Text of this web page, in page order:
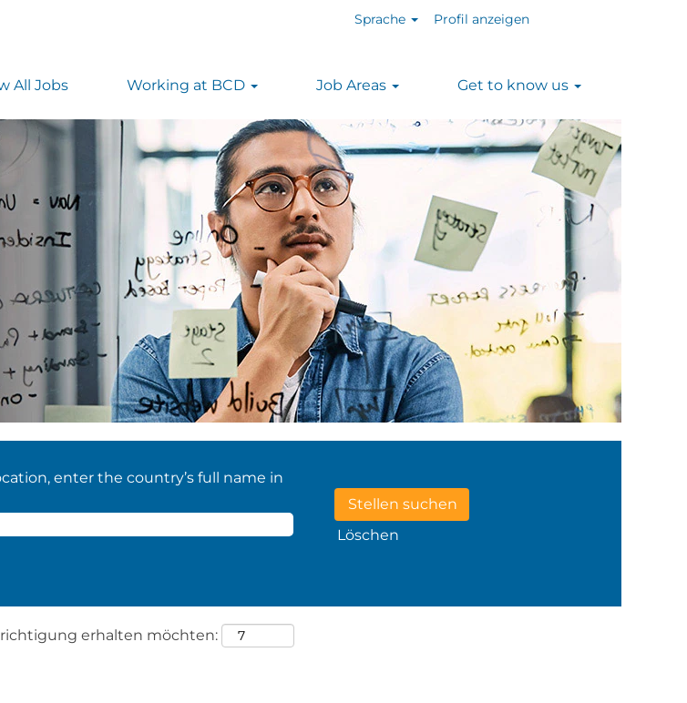
Sprache Profil anzeigen
All Jobs Working at BCD Job Areas Get to know us
enter the country’s full name in
Löschen
erhalten möchten: